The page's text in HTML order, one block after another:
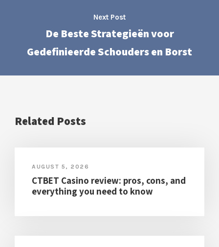
Next Post
De Beste Strategieën voor
Gedefinieerde Schouders en Borst
Related Posts
AUGUST 5, 2026
CTBET Casino review: pros, cons, and
everything you need to know